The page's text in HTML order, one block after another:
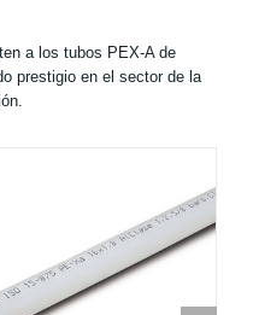
a los tubos PEX-A de
prestigio en el sector de la